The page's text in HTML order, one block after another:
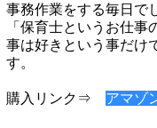
事務作業をする毎日で
「保育士というお仕
事は好きという事だけ
す。
購入リンク⇒ アマゾ